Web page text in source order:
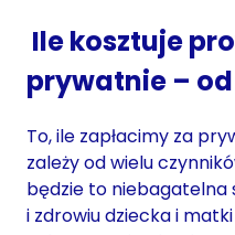
Ile kosztuje
prywatnie –
To, ile zapłacimy za
zależy od wielu
będzie to niebagatelna
i zdrowiu dziecka i